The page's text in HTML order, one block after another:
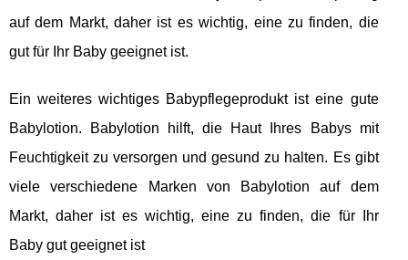
auf dem Markt, daher ist es wichtig, eine zu finden, die
gut für Ihr Baby geeignet ist.
Ein weiteres wichtiges Babypflegeprodukt ist eine gute
Babylotion. Babylotion hilft, die Haut Ihres Babys mit
Feuchtigkeit zu versorgen und gesund zu halten. Es gibt
viele verschiedene Marken von Babylotion auf dem
Markt, daher ist es wichtig, eine zu finden, die für Ihr
Baby gut geeignet ist